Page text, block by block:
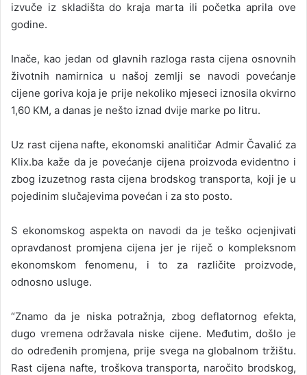
izvuče iz skladišta do kraja marta ili početka aprila ove
godine.
Inače, kao jedan od glavnih razloga rasta cijena osnovnih
životnih namirnica u našoj zemlji se navodi povećanje
cijene goriva koja je prije nekoliko mjeseci iznosila okvirno
1,60 KM, a danas je nešto iznad dvije marke po litru.
Uz rast cijena nafte, ekonomski analitičar Admir Čavalić za
Klix.ba kaže da je povećanje cijena proizvoda evidentno i
zbog izuzetnog rasta cijena brodskog transporta, koji je u
pojedinim slučajevima povećan i za sto posto.
S ekonomskog aspekta on navodi da je teško ocjenjivati
opravdanost promjena cijena jer je riječ o kompleksnom
ekonomskom fenomenu, i to za različite proizvode,
odnosno usluge.
“Znamo da je niska potražnja, zbog deflatornog efekta,
dugo vremena održavala niske cijene. Međutim, došlo je
do određenih promjena, prije svega na globalnom tržištu.
Rast cijena nafte, troškova transporta, naročito brodskog,